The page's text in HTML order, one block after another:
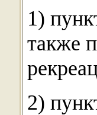
1)
также
2)